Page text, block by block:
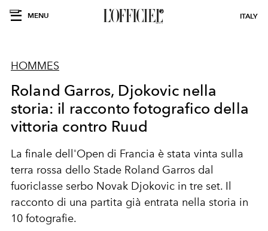
MENU ITALY
HOMMES
Roland Garros, Djokovic nella
storia: il racconto fotografico della
vittoria contro Ruud
La finale dell'Open di Francia è stata vinta sulla
terra rossa dello Stade Roland Garros dal
fuoriclasse serbo Novak Djokovic in tre set. Il
racconto di una partita già entrata nella storia in
10 fotografie.